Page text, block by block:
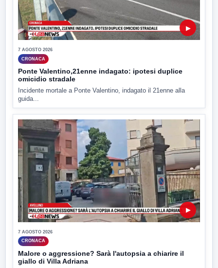
▶
7 AGOSTO 2026
CRONACA
Ponte Valentino,21enne indagato: ipotesi duplice
omicidio stradale
Incidente mortale a Ponte Valentino, indagato il 21enne alla
guida...
▶
7 AGOSTO 2026
CRONACA
Malore o aggressione? Sarà l'autopsia a chiarire il
giallo di Villa Adriana